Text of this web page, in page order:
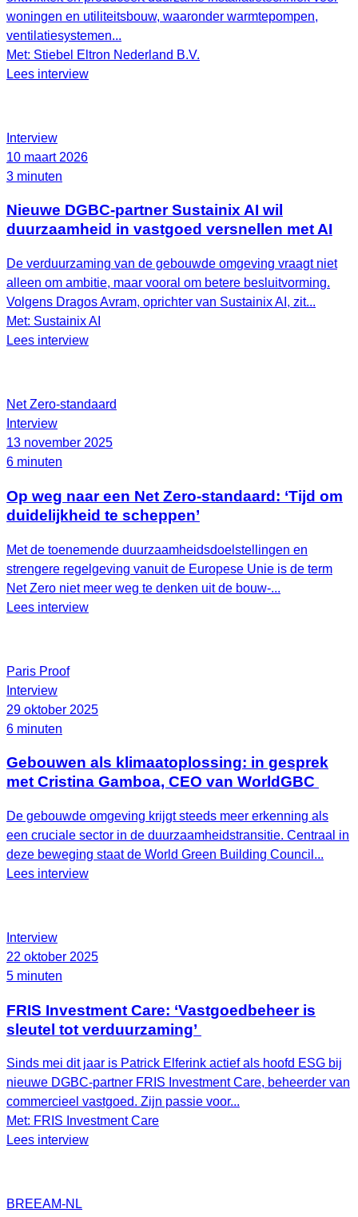
woningen en utiliteitsbouw, waaronder warmtepompen,
ventilatiesystemen...
Met: Stiebel Eltron Nederland B.V.
Lees interview
Interview
10 maart 2026
3 minuten
Nieuwe DGBC-partner Sustainix AI wil
duurzaamheid in vastgoed versnellen met AI
De verduurzaming van de gebouwde omgeving vraagt niet
alleen om ambitie, maar vooral om betere besluitvorming.
Volgens Dragos Avram, oprichter van Sustainix AI, zit...
Met: Sustainix AI
Lees interview
Net Zero-standaard
Interview
13 november 2025
6 minuten
Op weg naar een Net Zero-standaard: ‘Tijd om
duidelijkheid te scheppen’
Met de toenemende duurzaamheidsdoelstellingen en
strengere regelgeving vanuit de Europese Unie is de term
Net Zero niet meer weg te denken uit de bouw-...
Lees interview
Paris Proof
Interview
29 oktober 2025
6 minuten
Gebouwen als klimaatoplossing: in gesprek
met Cristina Gamboa, CEO van WorldGBC
De gebouwde omgeving krijgt steeds meer erkenning als
een cruciale sector in de duurzaamheidstransitie. Centraal in
deze beweging staat de World Green Building Council...
Lees interview
Interview
22 oktober 2025
5 minuten
FRIS Investment Care: ‘Vastgoedbeheer is
sleutel tot verduurzaming’
Sinds mei dit jaar is Patrick Elferink actief als hoofd ESG bij
nieuwe DGBC-partner FRIS Investment Care, beheerder van
commercieel vastgoed. Zijn passie voor...
Met: FRIS Investment Care
Lees interview
BREEAM-NL